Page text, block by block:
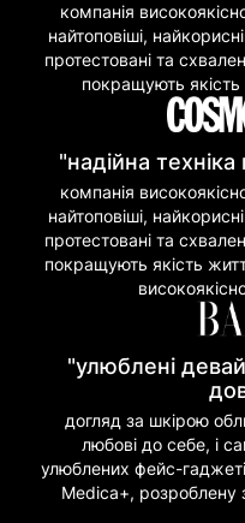
компанія
найтоповіші,
протестовані та
покращують
"надійна техніка
компанія
найтоповіші,
протестовані та
покращують якість
"улюблені
догляд за шкірою
любові до себе, і
улюблених фейс-
Medica+, розроблену